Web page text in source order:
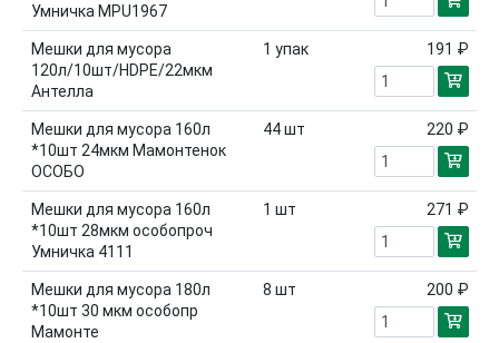
Умничка MPU1967
Мешки для мусора
120л/10шт/HDPE/22мкм
Антелла
1 упак 191 ₽
Мешки для мусора 160л
*10шт 24мкм Мамонтенок
ОСОБО
44шт 220 ₽
Мешки для мусора 160л
*10шт 28мкм особопроч
Умничка 4111
1 шт 271 ₽
Мешки для мусора 180л
*10шт 30 мкм особопр
Мамонте
8 шт 200 ₽